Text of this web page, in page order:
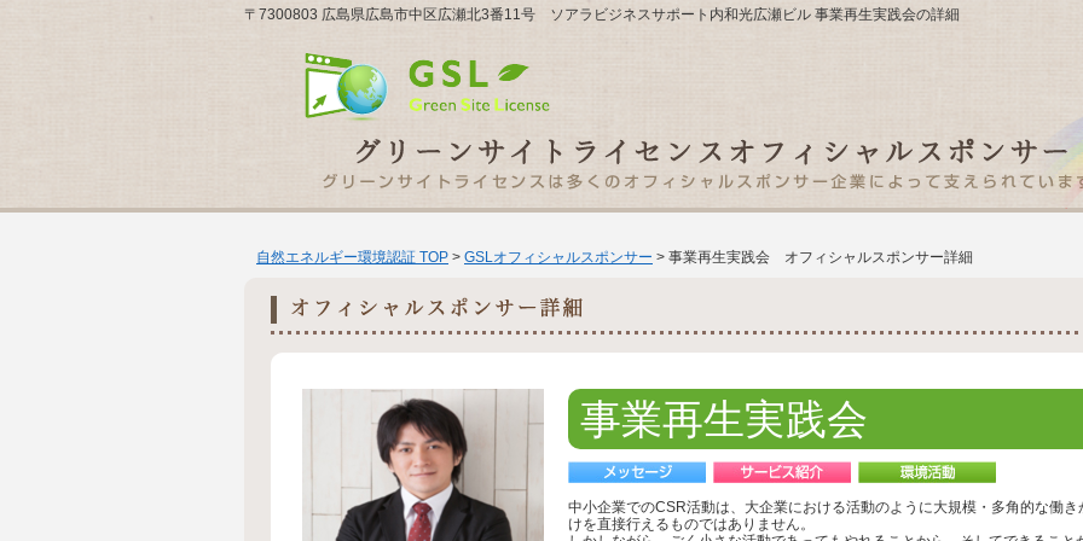
〒7300803 広島県広島市中区広瀬北3番11号 ソアラビジネスサポート内和光広瀬ビル 事業再生実践会の詳細
自然エネルギー環境認証 TOP > GSLオフィシャルスポンサー > 事業再生実践会 オフィシャルスポンサー詳細
事業再生実践会
中小企業でのCSR活動は、大企業における活動のように大規模・多角的な働き
けを直接行えるものではありません。